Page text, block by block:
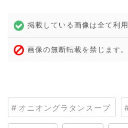
掲載している画像は全て利
画像の無断転載を禁じます。
オニオングラタンスープ